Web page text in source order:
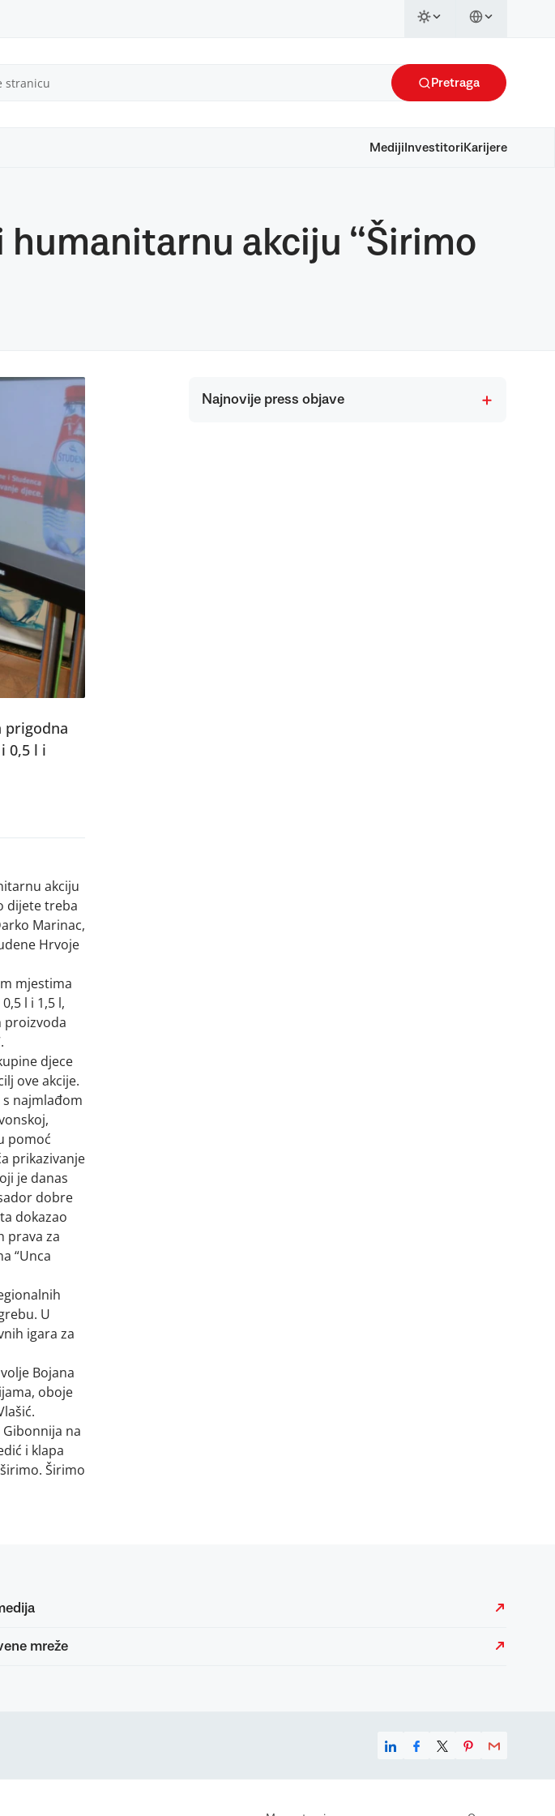
Pretraga
Mediji Investitori Karijere
humanitarnu akciju “Širimo
prigodna
0,5 l i
akciju
dijete treba
Marinac,
Hrvoje
mjestima
l i 1,5 l,
proizvoda
djece
ove akcije.
najmlađom
pomoć
prikazivanje
je danas
dobre
dokazao
prava za
“Unca
U
igara za
Bojana
oboje
na
i klapa
Širimo
Najnovije press objave
mreže